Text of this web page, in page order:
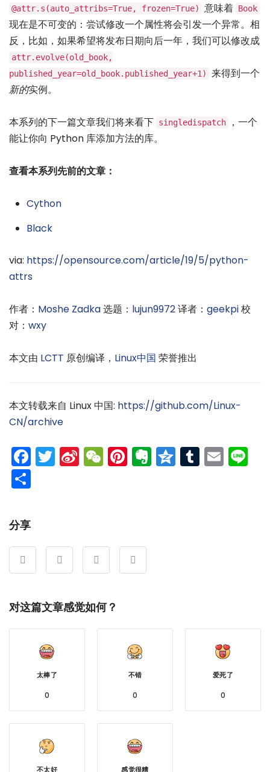
@attr.s(auto_attribs=True, frozen=True) 意味着 Book
现在是不可变的：尝试修改一个属性将会引发一个异常。相
反，比如，如果希望将发布日期向后一年，我们可以修改成
attr.evolve(old_book,
published_year=old_book.published_year+1)
来得到一个
新的实例。
本系列的下一篇文章我们将来看下 singledispatch
，一个
能让你向 Python 库添加方法的库。
查看本系列先前的文章：
Cython
Black
via: https://opensource.com/article/19/5/python-
attrs
作者： Moshe Zadka选题： lujun9972译者： geekpi校
对： wxy
本文由 LCTT 原创编译， Linux中国 荣誉推出
本文转载来自 Linux 中国: https://github.com/Linux-
CN/archive
Facebook
Twitter
Sina
Weibo
WeChat
Pinterest
Evernote
Qzone
Tumblr
分享
对这篇文章感觉如何？
太棒了
0
不错
0
爱死了
0
不太好 感觉很糟